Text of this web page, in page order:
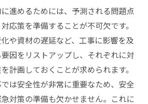
進めるためには、予測される問題点
応策を準備することが不可欠です。
や資材の遅延など、工事に影響を及
因をリストアップし、それぞれに対
計画しておくことが求められます。
は安全性が非常に重要なため、安全
対策の準備も欠かせません。これに